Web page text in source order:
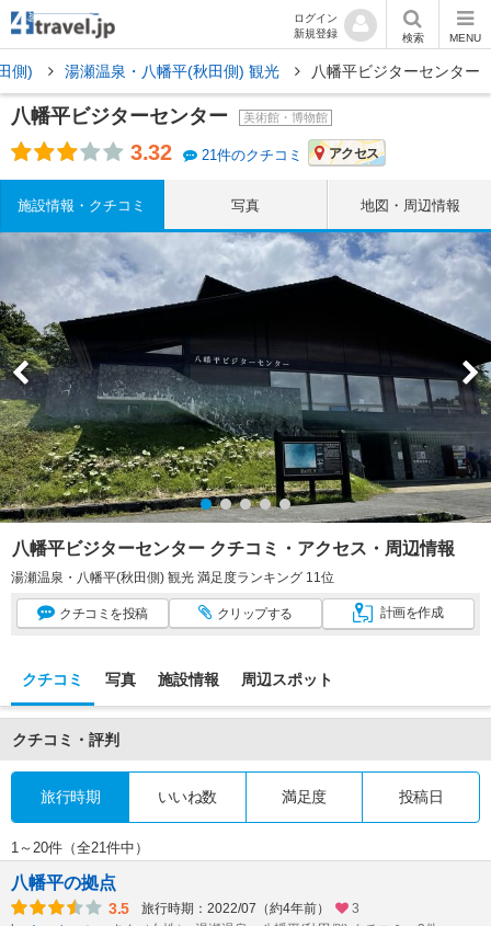
ログイン
新規登録
検索 MENU
側) 湯瀬温泉・八幡平(秋田側) 観光 八幡平ビジターセンター
八幡平ビジターセンター 美術館・博物館
3.32 21件のクチコミ アクセス
施設情報・クチコミ 写真 地図・周辺情報
八幡平ビジターセンター クチコミ・アクセス・周辺情報
湯瀬温泉・八幡平(秋田側) 観光 満足度ランキング 11位
クチコミ を投稿 クリップする 計画を作成
クチコミ 写真 施設情報 周辺スポット
クチコミ・評判
旅行時期 いいね数 満足度 投稿日
1～20件（全21件中）
八幡平の拠点
3.5 旅行時期：2022/07（約4年前）
3